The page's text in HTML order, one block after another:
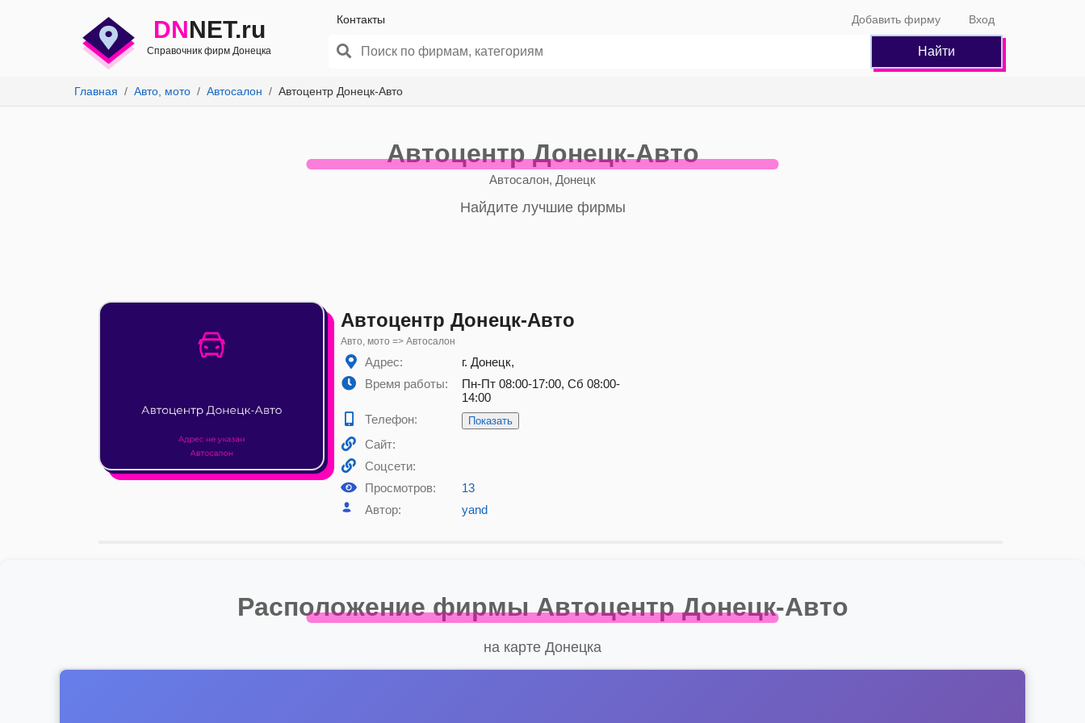
DNNET.ru
Справочник фирм Донецка
Контакты Добавить фирму Вход
Найти
Главная Авто, мото Автосалон Автоцентр Донецк-Авто
Автоцентр Донецк-Авто
Автосалон, Донецк
Найдите лучшие фирмы
Автоцентр Донецк-Авто
Авто, мото => Автосалон
Адрес:
г. Донецк,
Время работы:
Пн-Пт 08:00-17:00, Сб 08:00-
14:00
Телефон:
Показать
Сайт:
Соцсети:
Просмотров:
13
Автор:
yand
Расположение фирмы Автоцентр Донецк-Авто
на карте Донецка